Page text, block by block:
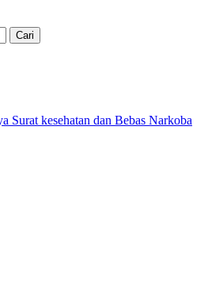
Surat kesehatan dan Bebas Narkoba